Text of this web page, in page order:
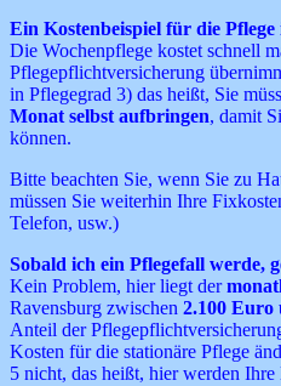
Ein Kostenbeispiel für die
Die Wochenpflege kostet schnell
Pflegepflichtversicherung
in Pflegegrad 3) das heißt, Sie
Monat selbst aufbringen, damit
können.
Bitte beachten Sie, wenn Sie zu
müssen Sie weiterhin Ihre
Telefon, usw.)
Sobald ich ein Pflegefall werde,
Kein Problem, hier liegt der
Ravensburg zwischen 2.100 Euro
Anteil der
Kosten für die stationäre Pflege
5 nicht, das heißt, hier werden